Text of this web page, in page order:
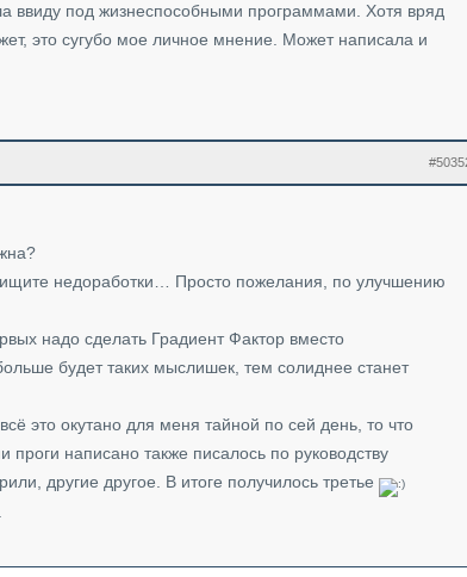
ввиду под жизнеспособными программами. Хотя вряд
это сугубо мое личное мнение. Может написала и
недоработки… Просто пожелания, по улучшению
надо сделать Градиент Фактор вместо
будет таких мыслишек, тем солиднее станет
это окутано для меня тайной по сей день, то что
написано также писалось по руководству
другие другое. В итоге получилось третье